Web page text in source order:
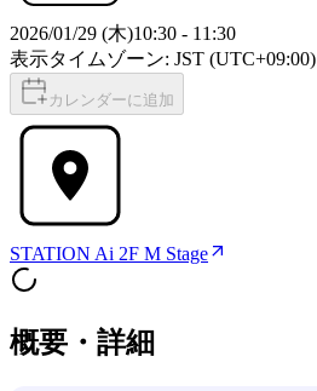
2026/01/29 (木)10:30 - 11:30
表示タイムゾーン: JST (UTC+09:00)
カレンダーに追加
STATION Ai 2F M Stage
概要・詳細